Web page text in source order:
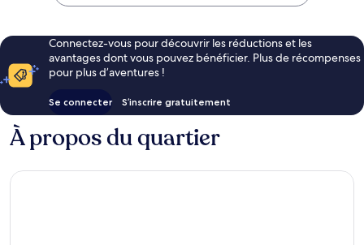
Connectez-vous pour découvrir les réductions et les
avantages dont vous pouvez bénéficier. Plus de récompenses
pour plus d’aventures !
Se connecter S’inscrire gratuitement
À propos du quartier